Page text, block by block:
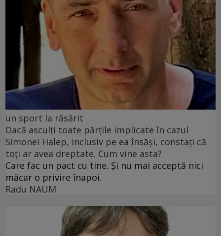
un sport la răsărit
Dacă asculți toate părțile implicate în cazul
Simonei Halep, inclusiv pe ea însăși, constați că
toți ar avea dreptate. Cum vine asta?
Care fac un pact cu tine. Și nu mai acceptă nici
măcar o privire înapoi.
Radu NAUM